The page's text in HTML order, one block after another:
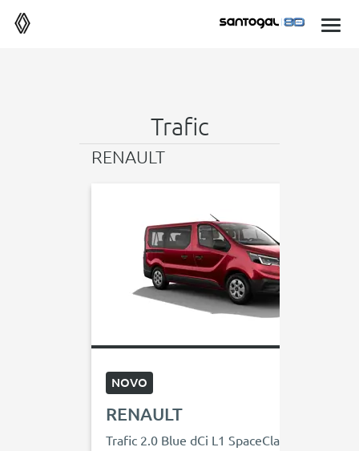
Trafic
RENAULT
NOVO
RENAULT
Trafic 2.0 Blue dCi L1 SpaceClass EDC